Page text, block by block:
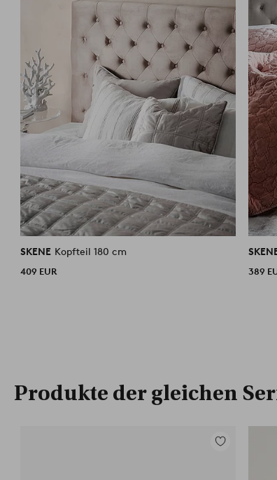
SKENE Kopfteil 180 cm
409 EUR 389
Produkte der gleichen
Zu